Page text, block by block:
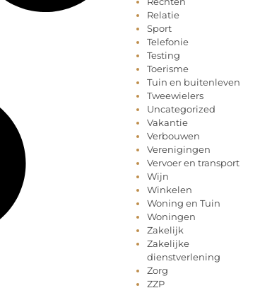
Relatie
Sport
Telefonie
Testing
Toerisme
Tuin en buitenleven
Tweewielers
Uncategorized
Vakantie
Verbouwen
Verenigingen
Vervoer en transport
Wijn
Winkelen
Woning en Tuin
Woningen
Zakelijk
Zakelijke
dienstverlening
Zorg
ZZP